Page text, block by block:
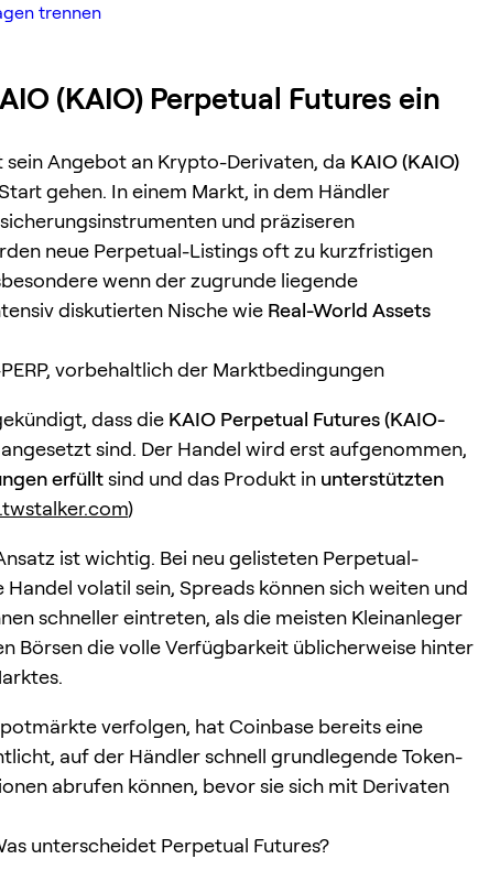
trennen
(KAIO) Perpetual Futures ein
Angebot an Krypto-Derivaten, da KAIO (KAIO)
gehen. In einem Markt, in dem Händler
und präziseren
neue Perpetual-Listings oft zu kurzfristigen
wenn der zugrunde liegende
diskutierten Nische wie Real-World Assets
vorbehaltlich der Marktbedingungen
dass die KAIO Perpetual Futures (KAIO-
angesetzt sind. Der Handel wird erst aufgenommen,
erfülltsind und das Produkt in unterstützten
)
ist wichtig. Bei neu gelisteten Perpetual-
volatil sein, Spreads können sich weiten und
schneller eintreten, als die meisten Kleinanleger
Börsen die volle Verfügbarkeit üblicherweise hinter
verfolgen, hat Coinbase bereits eine
auf der Händler schnell grundlegende Token-
abrufen können, bevor sie sich mit Derivaten
unterscheidet Perpetual Futures?